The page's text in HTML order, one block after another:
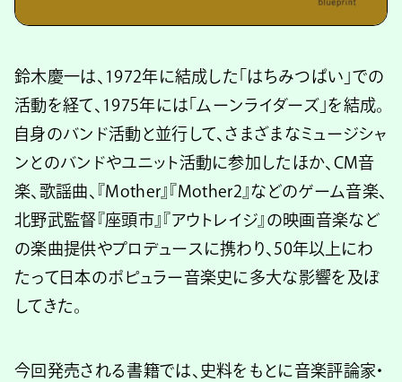
鈴木慶一は、1972年に結成した「はちみつぱい」での
活動を経て、1975年には「ムーンライダーズ」を結成。
自身のバンド活動と並行して、さまざまなミュージシャ
ンとのバンドやユニット活動に参加したほか、CM音
楽、歌謡曲、『Mother』『Mother2』などのゲーム音楽、
北野武監督『座頭市』『アウトレイジ』の映画音楽など
の楽曲提供やプロデュースに携わり、50年以上にわ
たって日本のポピュラー音楽史に多大な影響を及ぼ
してきた。
今回発売される書籍では、史料をもとに音楽評論家・